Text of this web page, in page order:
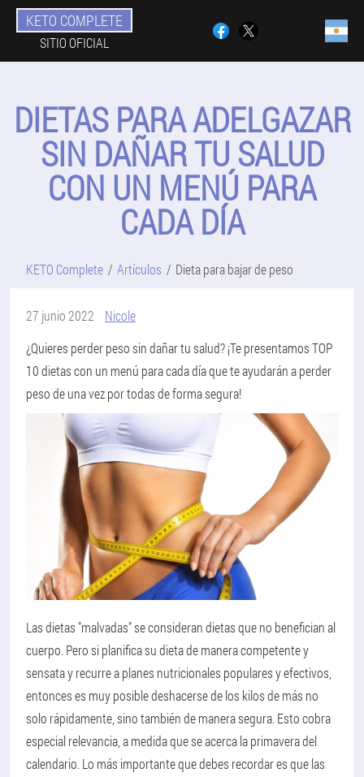
KETO COMPLETE
SITIO OFICIAL
DIETAS PARA ADELGAZAR
SIN DAÑAR TU SALUD
CON UN MENÚ PARA
CADA DÍA
KETO Complete Artículos Dieta para bajar de peso
27 junio 2022
Nicole
¿Quieres perder peso sin dañar tu salud? ¡Te presentamos TOP
10 dietas con un menú para cada día que te ayudarán a perder
peso de una vez por todas de forma segura!
Las dietas "malvadas" se consideran dietas que no benefician al
cuerpo. Pero si planifica su dieta de manera competente y
sensata y recurre a planes nutricionales populares y efectivos,
entonces es muy posible deshacerse de los kilos de más no
solo rápidamente, sino también de manera segura. Esto cobra
especial relevancia, a medida que se acerca la primavera del
calendario. Lo más importante que debes recordar es que las